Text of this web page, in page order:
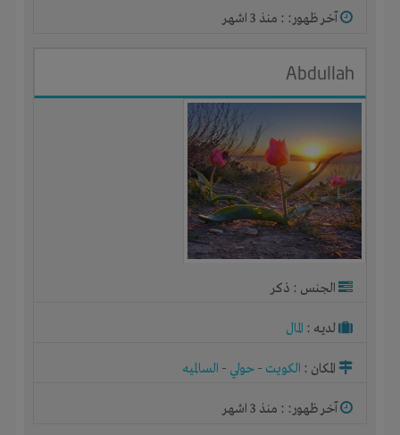
آخر ظهور: : منذ 3 اشهر
Abdullah
الجنس : ذكر
لديـه : المال
المكان : الكويت - حولي - السالميه
آخر ظهور: : منذ 3 اشهر